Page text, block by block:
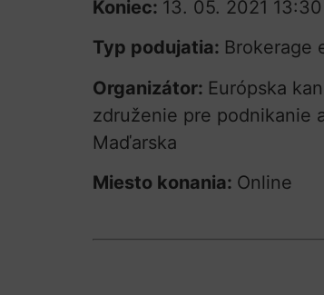
Koniec: 13. 05. 2021 13:30
Typ podujatia: Brokerage
Organizátor: Európska
združenie pre podnikanie
Maďarska
Miesto konania: Online